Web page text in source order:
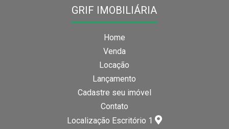
GRIF IMOBILIÁRIA
Home
Venda
Locação
Lançamento
Cadastre seu imóvel
Contato
Localização Escritório 1